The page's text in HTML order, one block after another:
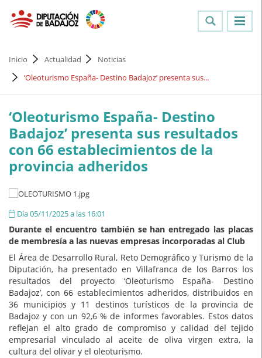
Inicio Actualidad
Noticias
‘Oleoturismo España- Destino Badajoz’ presenta sus...
‘Oleoturismo España- Destino
Badajoz’ presenta sus resultados
con 66 establecimientos de la
provincia adheridos
Día 05/11/2025 a las 16:01
Durante el encuentro también se han entregado las placas
de membresía a las nuevas empresas incorporadas al Club
El Área de Desarrollo Rural, Reto Demográfico y Turismo de la
Diputación, ha presentado en Villafranca de los Barros los
resultados del proyecto ‘Oleoturismo España- Destino
Badajoz’, con 66 establecimientos adheridos, distribuidos en
36 municipios y 11 destinos turísticos de la provincia de
Badajoz y con un 92,6 % de informes favorables. Estos datos
reflejan el alto grado de compromiso y calidad del tejido
empresarial vinculado al aceite de oliva virgen extra, la
cultura del olivar y el oleoturismo.